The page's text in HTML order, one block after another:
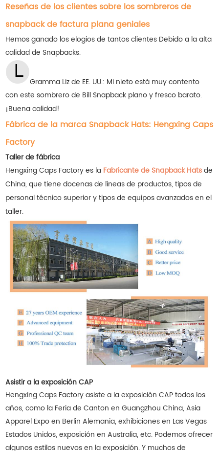
Reseñas de los clientes sobre los sombreros de
snapback de factura plana geniales
Hemos ganado los elogios de tantos clientes Debido a la alta
calidad de Snapbacks.
Gramma Liz de EE. UU.: Mi nieto está muy contento
con este sombrero de Bill Snapback plano y fresco barato.
¡Buena calidad!
Fábrica de la marca Snapback Hats: Hengxing Caps
Factory
Taller de fábrica
Hengxing Caps Factory es la Fabricante de Snapback Hatsde
China, que tiene docenas de líneas de productos, tipos de
personal técnico superior y tipos de equipos avanzados en el
taller.
Asistir a la exposición CAP
Hengxing Caps Factory asiste a la exposición CAP todos los
años, como la Feria de Canton en Guangzhou China, Asia
Apparel Expo en Berlin Alemania, exhibiciones en Las Vegas
Estados Unidos, exposición en Australia, etc. Podemos ofrecer
algunos estilos nuevos en la exposición. Y muchos de